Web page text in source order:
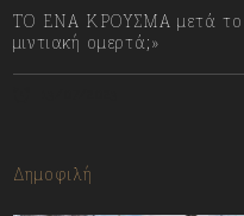
ΤΟ ΕΝΑ ΚΡΟΥΣΜΑ μετά το
μιντιακή ομερτά;»
Δημοφιλή